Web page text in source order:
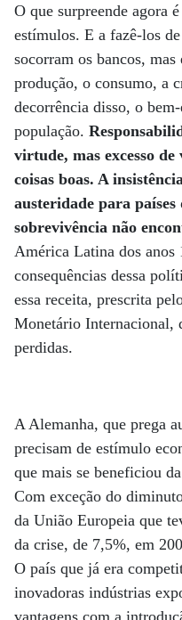
O que surpreende agora
estímulos. E a fazê-los
socorram os bancos,
produção, o consumo, a
decorrência disso, o bem-
população.
virtude, mas excesso
coisas boas. A
austeridade para
sobrevivência não
América Latina dos anos
consequências dessa
essa receita, prescrita
Monetário Interna­cional,
perdidas.
A Alemanha, que prega
precisam de estímulo
que mais se beneficiou
Com exceção do
da União Europeia que
da crise, de 7,5%, em
O país que já era
inovadoras indústrias
vantagens com a